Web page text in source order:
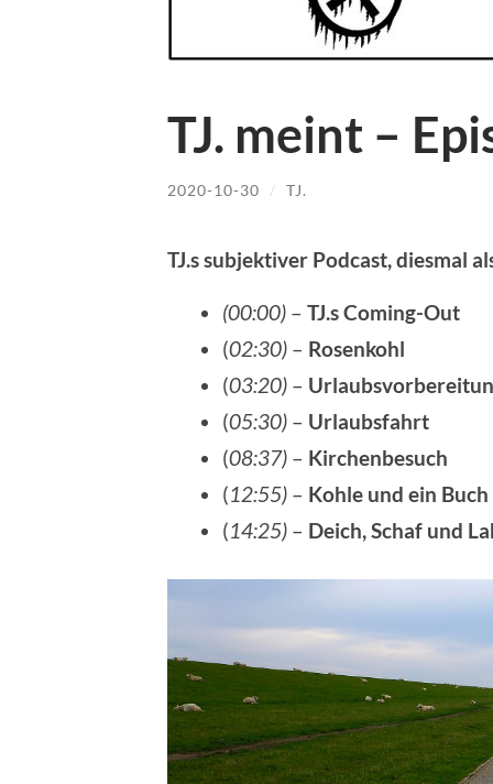
TJ. meint –
2020-10-30 / TJ.
TJ.s subjektiver Podcast, diesmal
(00:00) – TJ.s Coming-Out
(02:30) – Rosenkohl
(03:20) –
(05:30) – Urlaubsfahrt
(08:37) – Kirchenbesuch
(12:55) – Kohle und ein Buch
(14:25) – Deich, Schaf und